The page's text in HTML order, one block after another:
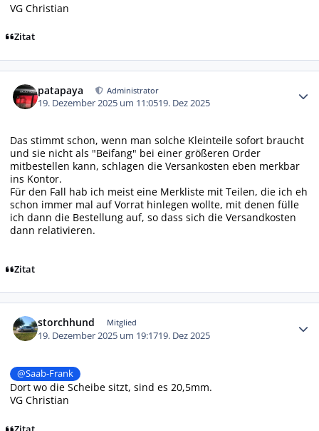
VG Christian
Zitat
patapaya Administrator
19. Dezember 2025 um 11:0519. Dez 2025
Das stimmt schon, wenn man solche Kleinteile sofort braucht
und sie nicht als "Beifang" bei einer größeren Order
mitbestellen kann, schlagen die Versankosten eben merkbar
ins Kontor.
Für den Fall hab ich meist eine Merkliste mit Teilen, die ich eh
schon immer mal auf Vorrat hinlegen wollte, mit denen fülle
ich dann die Bestellung auf, so dass sich die Versandkosten
dann relativieren.
Zitat
storchhund Mitglied
19. Dezember 2025 um 19:1719. Dez 2025
@Saab-Frank
Dort wo die Scheibe sitzt, sind es 20,5mm.
VG Christian